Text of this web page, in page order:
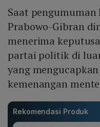
Saat
Prabowo-Gibran
menerima
partai politik di
yang
kemenangan
Rekomendasi Produk